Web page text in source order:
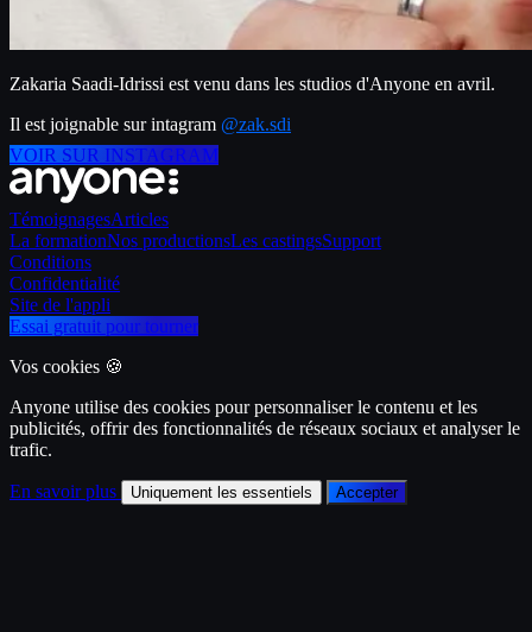
Zakaria Saadi-Idrissi est venu dans les studios d'Anyone en avril.
Il est joignable sur intagram @zak.sdi
VOIR SUR INSTAGRAM
TémoignagesArticles
La formationNos productionsLes castingsSupport
Conditions
Confidentialité
Site de l'appli
Essai gratuit pour tourner
Vos cookies 🍪
Anyone utilise des cookies pour personnaliser le contenu et les
publicités, offrir des fonctionnalités de réseaux sociaux et analyser le
trafic.
En savoir plus Uniquement les essentiels Accepter